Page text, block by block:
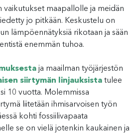
vaikutukset maapallolle ja meidän
jo pitkään. Keskustelu on
lämpöennätyksiä rikotaan ja sään
enemmän tuhoa.
ja maailman työjärjestön
siirtymän linjauksista tulee
10 vuotta. Molemmissa
liitetään ihmisarvoisen työn
kohti fossiilivapaata
se on vielä jotenkin kaukainen ja